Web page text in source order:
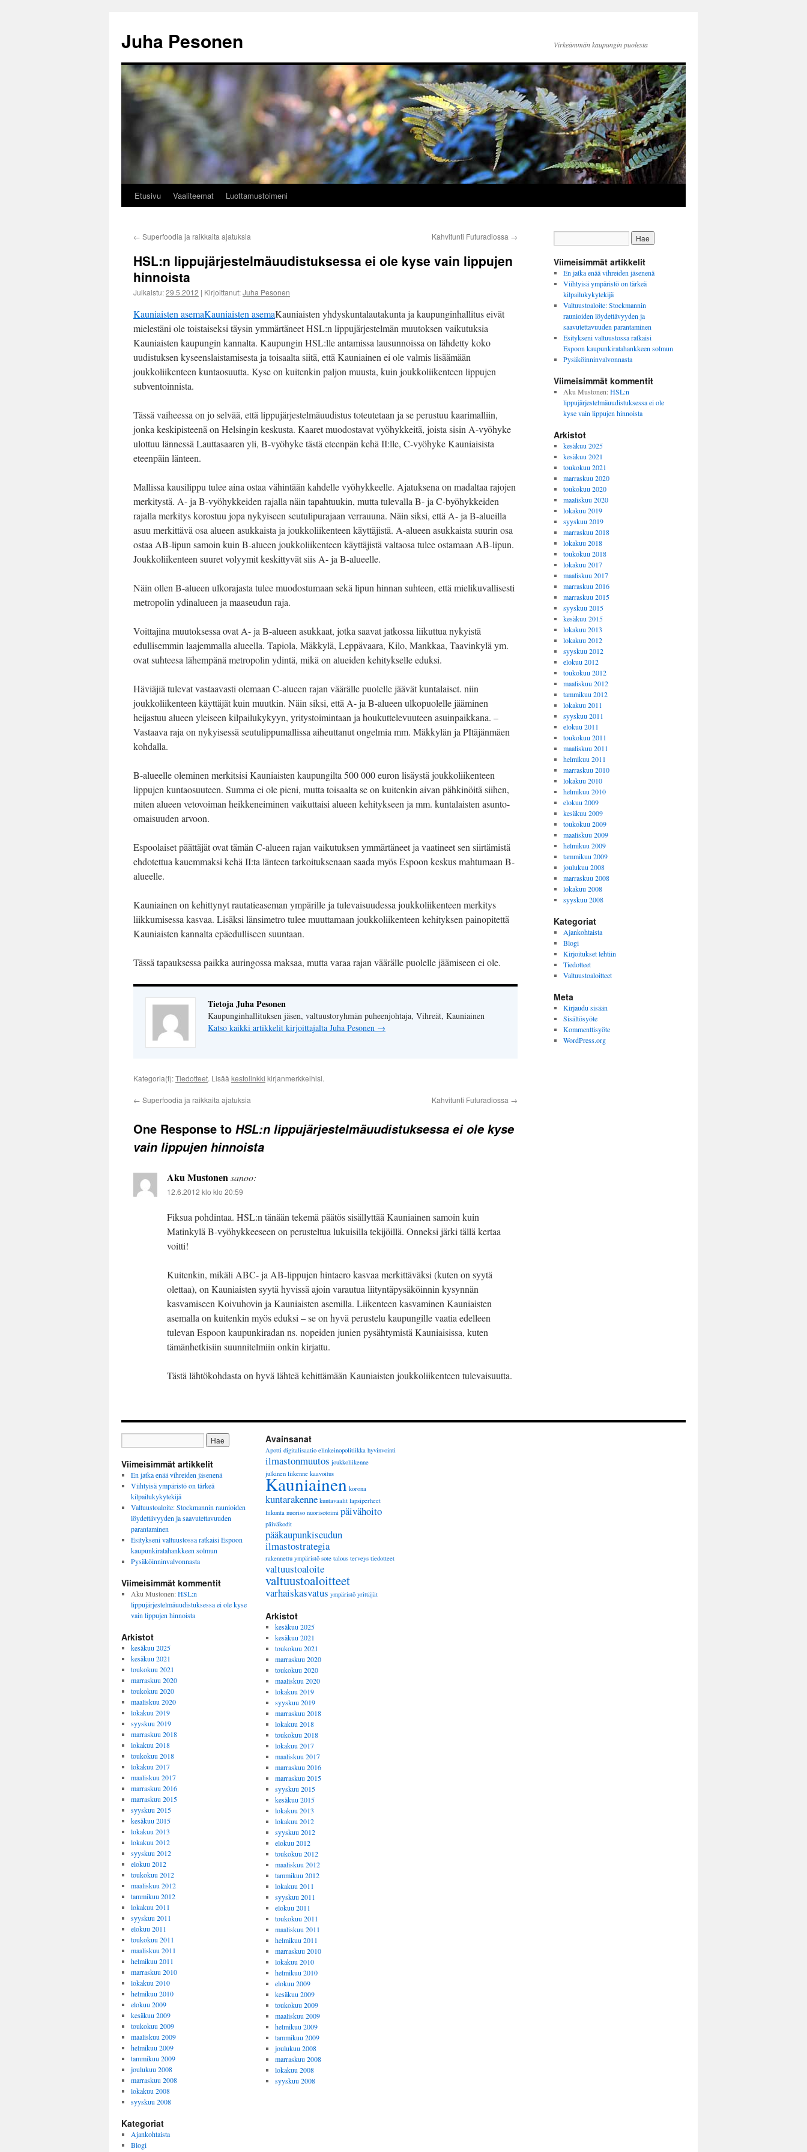
Juha Pesonen Virkeämmän kaupungin puolesta
Etusivu Vaaliteemat Luottamustoimeni
← Superfoodia ja raikkaita ajatuksia Kahvitunti Futuradiossa →
HSL:n lippujärjestelmäuudistuksessa ei ole kyse vain lippujen
hinnoista
Julkaistu:29.5.2012 | Kirjoittanut:Juha Pesonen
Kauniaisten asemaKauniaisten asemaKauniaisten yhdyskuntalautakunta ja kaupunginhallitus eivät
mielestäni ole toistaiseksi täysin ymmärtäneet HSL:n lippujärjestelmän muutoksen vaikutuksia
Kauniaisten kaupungin kannalta. Kaupungin HSL:lle antamissa lausunnoissa on lähdetty koko
uudistuksen kyseenslaistamisesta ja toisaalta siitä, että Kauniainen ei ole valmis lisäämään
joukkoliikenteen kuntaosuutta. Kyse on kuitenkin paljon muusta, kuin joukkoliikenteen lippujen
subventoinnista.
Tässä vaiheessa on jo selvää, että lippujärjestelmäuudistus toteutetaan ja se perustuu kaarimalliin,
jonka keskipisteenä on Helsingin keskusta. Kaaret muodostavat vyöhykkeitä, joista sisin A-vyöhyke
ulottuu lännessä Lauttasaaren yli, B-vyöhyke tästä eteenpän kehä II:lle, C-vyöhyke Kauniaisista
eteenpäin länteen.
Mallissa kausilippu tulee aina ostaa vähintään kahdelle vyöhykkeelle. Ajatuksena on madaltaa rajojen
merkitystä. A- ja B-vyöhykkeiden rajalla näin tapahtuukin, mutta tulevalla B- ja C-byöhykkeiden
rajalla merkitys korostuu jopa nykyiseen seutulipurajaan verrauuna. Näin siksi, että A- ja B-alueilla
asuu merkittävä osa alueen asukkaista ja joukkoliikenteen käyttäjistä. A-alueen asukkaista suurin osa
ostaa AB-lipun samoin kuin B-alueen joukkoliikenteen käyttäjistä valtaosa tulee ostamaan AB-lipun.
Joukkoliikenteen suuret volyymit keskittyvät siis A- ja B-alueelle.
Näin ollen B-alueen ulkorajasta tulee muodostumaan sekä lipun hinnan suhteen, että mielikuvallisesti
metropolin ydinalueen ja maaseudun raja.
Voittajina muutoksessa ovat A- ja B-alueen asukkaat, jotka saavat jatkossa liikuttua nykyistä
edullisemmin laajemmalla alueella. Tapiola, Mäkkylä, Leppävaara, Kilo, Mankkaa, Taavinkylä ym.
ovat suhteesa lähempänä metropolin ydintä, mikä on alueiden kehitykselle eduksi.
Häviäjiä tulevat vastaavasti olemaan C-alueen rajan väärälle puolelle jäävät kuntalaiset. niin
joukkoliikenteen käyttäjät kuin muutkin. Näin siksi, että A- ja B-alueen ulkopuolelle jääminen
heijastuu alueen yleiseen kilpailukykyyn, yritystoimintaan ja houkuttelevuuteen asuinpaikkana. –
Vastaava raja on nykyisessä seutulippumallissa aiheuttanut ongelmia mm. Mäkkylän ja PItäjänmäen
kohdalla.
B-alueelle oleminen merkitsisi Kauniaisten kaupungilta 500 000 euron lisäystä joukkoliikenteen
lippujen kuntaosuuteen. Summa ei ole pieni, mutta toisaalta se on kuitenkin aivan pähkinöitä siihen,
miten alueen vetovoiman heikkeneiminen vaikuttaisi alueen kehitykseen ja mm. kuntalaisten asunto-
omaisuuden arvoon.
Espoolaiset päättäjät ovat tämän C-alueen rajan vaikutuksen ymmärtäneet ja vaatineet sen siirtämistä
ehdotettua kauemmaksi kehä II:ta länteen tarkoituksenaan saada myös Espoon keskus mahtumaan B-
alueelle.
Kauniainen on kehittynyt rautatieaseman ympärille ja tulevaisuudessa joukkoliikenteen merkitys
liikkumisessa kasvaa. Lisäksi länsimetro tulee muuttamaan joukkoliikenteen kehityksen painopitettä
Kauniaisten kannalta epäedulliseen suuntaan.
Tässä tapauksessa paikka auringossa maksaa, mutta varaa rajan väärälle puolelle jäämiseen ei ole.
Tietoja Juha Pesonen
Kaupunginhallituksen jäsen, valtuustoryhmän puheenjohtaja, Vihreät, Kauniainen
Katso kaikki artikkelit kirjoittajalta Juha Pesonen →
Kategoria(t):Tiedotteet. Lisää kestolinkki kirjanmerkkeihisi.
← Superfoodia ja raikkaita ajatuksia Kahvitunti Futuradiossa →
One Response to HSL:n lippujärjestelmäuudistuksessa ei ole kyse
vain lippujen hinnoista
Aku Mustonensanoo:
12.6.2012 klo klo 20:59
Fiksua pohdintaa. HSL:n tänään tekemä päätös sisällyttää Kauniainen samoin kuin
Matinkylä B-vyöhykkeeseen on perusteltua lukuisilla tekijöillä. Onneksi järki tällä kertaa
voitti!
Kuitenkin, mikäli ABC- ja AB-lippujen hintaero kasvaa merkittäväksi (kuten on syytä
olettaa), on Kauniaisten syytä hyvissä ajoin varautua liityntäpysäköinnin kysynnän
kasvamiseen Koivuhovin ja Kauniaisten asemilla. Liikenteen kasvaminen Kauniaisten
asemalla on kuitenkin myös eduksi – se on hyvä perustelu kaupungille vaatia edelleen
tulevan Espoon kaupunkiradan ns. nopeiden junien pysähtymistä Kauniaisissa, kuten
tämänhetkisiin suunnitelmiin onkin kirjattu.
Tästä lähtökohdasta on hyvä lähteä kehittämään Kauniaisten joukkoliikenteen tulevaisuutta.
Viimeisimmät artikkelit
En jatka enää vihreiden jäsenenä
Viihtyisä ympäristö on tärkeä
kilpailukykytekijä
Valtuustoaloite: Stockmannin
raunioiden löydettävyyden ja
saavutettavuuden parantaminen
Esitykseni valtuustossa ratkaisi
Espoon kaupunkiratahankkeen solmun
Pysäköinninvalvonnasta
Viimeisimmät kommentit
Aku Mustonen:HSL:n
lippujärjestelmäuudistuksessa ei ole
kyse vain lippujen hinnoista
Arkistot
kesäkuu 2025
kesäkuu 2021
toukokuu 2021
marraskuu 2020
toukokuu 2020
maaliskuu 2020
lokakuu 2019
syyskuu 2019
marraskuu 2018
lokakuu 2018
toukokuu 2018
lokakuu 2017
maaliskuu 2017
marraskuu 2016
marraskuu 2015
syyskuu 2015
kesäkuu 2015
lokakuu 2013
lokakuu 2012
syyskuu 2012
elokuu 2012
toukokuu 2012
maaliskuu 2012
tammikuu 2012
lokakuu 2011
syyskuu 2011
elokuu 2011
toukokuu 2011
maaliskuu 2011
helmikuu 2011
marraskuu 2010
lokakuu 2010
helmikuu 2010
elokuu 2009
kesäkuu 2009
toukokuu 2009
maaliskuu 2009
helmikuu 2009
tammikuu 2009
joulukuu 2008
marraskuu 2008
lokakuu 2008
syyskuu 2008
Kategoriat
Ajankohtaista
Blogi
Kirjoitukset lehtiin
Tiedotteet
Valtuustoaloitteet
Meta
Kirjaudu sisään
Sisältösyöte
Kommenttisyöte
WordPress.org
Viimeisimmät artikkelit
En jatka enää vihreiden jäsenenä
Viihtyisä ympäristö on tärkeä
kilpailukykytekijä
Valtuustoaloite: Stockmannin raunioiden
löydettävyyden ja saavutettavuuden
parantaminen
Esitykseni valtuustossa ratkaisi Espoon
kaupunkiratahankkeen solmun
Pysäköinninvalvonnasta
Viimeisimmät kommentit
Aku Mustonen:HSL:n
lippujärjestelmäuudistuksessa ei ole kyse
vain lippujen hinnoista
Arkistot
kesäkuu 2025
kesäkuu 2021
toukokuu 2021
marraskuu 2020
toukokuu 2020
maaliskuu 2020
lokakuu 2019
syyskuu 2019
marraskuu 2018
lokakuu 2018
toukokuu 2018
lokakuu 2017
maaliskuu 2017
marraskuu 2016
marraskuu 2015
syyskuu 2015
kesäkuu 2015
lokakuu 2013
lokakuu 2012
syyskuu 2012
elokuu 2012
toukokuu 2012
maaliskuu 2012
tammikuu 2012
lokakuu 2011
syyskuu 2011
elokuu 2011
toukokuu 2011
maaliskuu 2011
helmikuu 2011
marraskuu 2010
lokakuu 2010
helmikuu 2010
elokuu 2009
kesäkuu 2009
toukokuu 2009
maaliskuu 2009
helmikuu 2009
tammikuu 2009
joulukuu 2008
marraskuu 2008
lokakuu 2008
syyskuu 2008
Kategoriat
Ajankohtaista
Blogi
Avainsanat
Apotti digitalisaatio elinkeinopolitiikka hyvinvointi
ilmastonmuutos joukkoliikenne
julkinen liikenne kaavoitus
Kauniainen korona
kuntarakenne kuntavaalit lapsiperheet
liikunta nuoriso nuorisotoimi päivähoito
päiväkodit
pääkaupunkiseudun
ilmastostrategia
rakennettu ympäristö sote talous terveys tiedotteet
valtuustoaloite
valtuustoaloitteet
varhaiskasvatus ympäristö yrittäjät
Arkistot
kesäkuu 2025
kesäkuu 2021
toukokuu 2021
marraskuu 2020
toukokuu 2020
maaliskuu 2020
lokakuu 2019
syyskuu 2019
marraskuu 2018
lokakuu 2018
toukokuu 2018
lokakuu 2017
maaliskuu 2017
marraskuu 2016
marraskuu 2015
syyskuu 2015
kesäkuu 2015
lokakuu 2013
lokakuu 2012
syyskuu 2012
elokuu 2012
toukokuu 2012
maaliskuu 2012
tammikuu 2012
lokakuu 2011
syyskuu 2011
elokuu 2011
toukokuu 2011
maaliskuu 2011
helmikuu 2011
marraskuu 2010
lokakuu 2010
helmikuu 2010
elokuu 2009
kesäkuu 2009
toukokuu 2009
maaliskuu 2009
helmikuu 2009
tammikuu 2009
joulukuu 2008
marraskuu 2008
lokakuu 2008
syyskuu 2008